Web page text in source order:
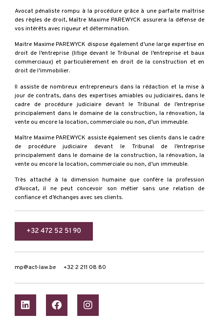
Avocat pénaliste rompu à la procédure grâce à une parfaite maîtrise
des règles de droit, Maître Maxime PAREWYCK assurera la défense de
vos intérêts avec rigueur et détermination.
Maitre Maxime PAREWYCK dispose également d’une large expertise en
droit de l’entreprise (litige devant le Tribunal de l’entreprise et baux
commerciaux) et particulièrement en droit de la construction et en
droit de l’immobilier.
Il assiste de nombreux entrepreneurs dans la rédaction et la mise à
jour de contrats, dans des expertises amiables ou judiciaires, dans le
cadre de procédure judiciaire devant le Tribunal de l’entreprise
principalement dans le domaine de la construction, la rénovation, la
vente ou encore la location, commerciale ou non, d’un immeuble.
Maître Maxime PAREWYCK assiste également ses clients dans le cadre
de procédure judiciaire devant le Tribunal de l’entreprise
principalement dans le domaine de la construction, la rénovation, la
vente ou encore la location, commerciale ou non, d’un immeuble.
Très attaché à la dimension humaine que confère la profession
d’Avocat, il ne peut concevoir son métier sans une relation de
confiance et d’échanges avec ses clients.
+32 472 52 51 90
mp@act-law.be +32 2 211 08 80